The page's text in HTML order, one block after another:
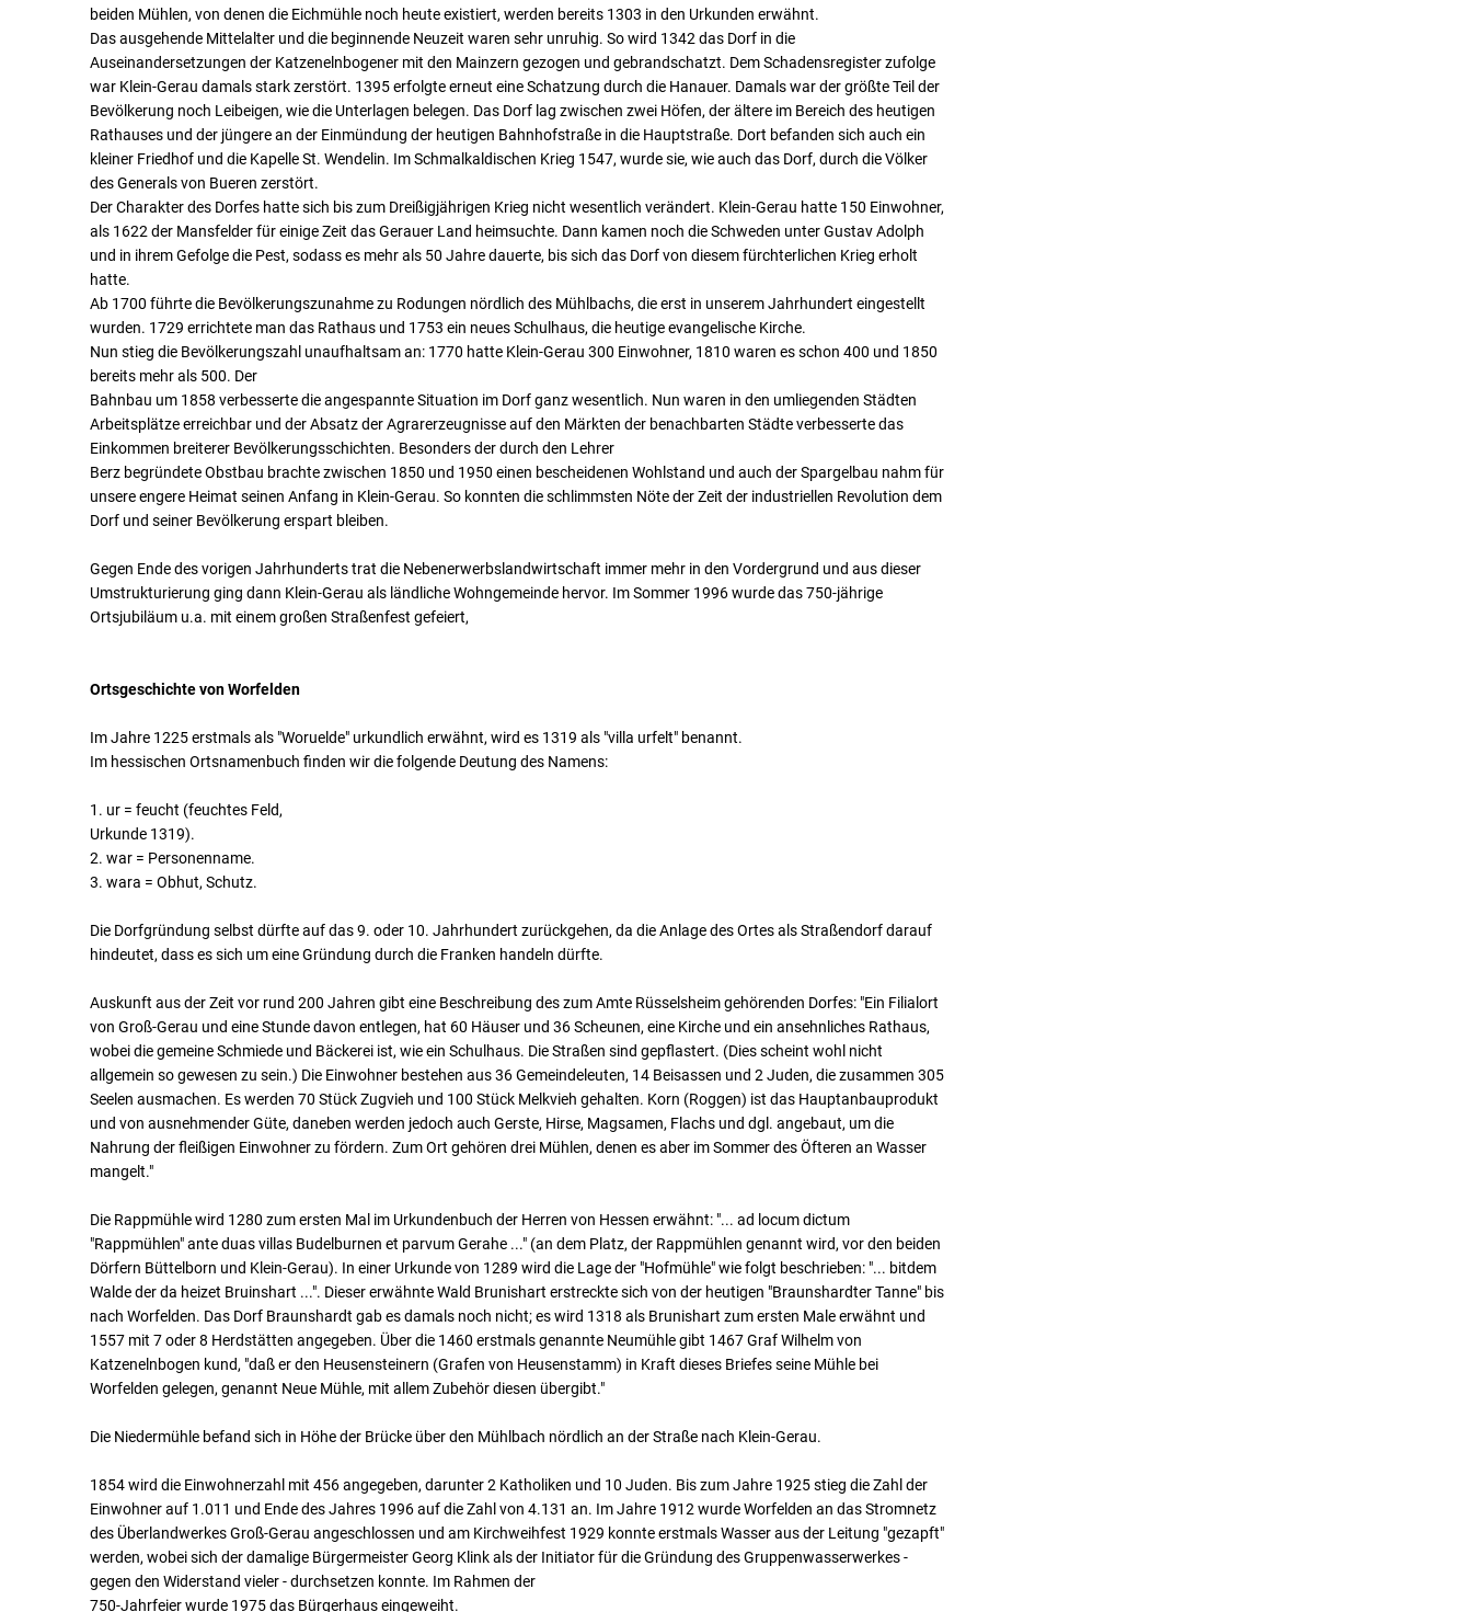
beiden Mühlen, von denen die Eichmühle noch heute existiert, werden bereits 1303 in den Urkunden erwähnt.
Das ausgehende Mittelalter und die beginnende Neuzeit waren sehr unruhig. So wird 1342 das Dorf in die
Auseinandersetzungen der Katzenelnbogener mit den Mainzern gezogen und gebrandschatzt. Dem Schadensregister zufolge
war Klein-Gerau damals stark zerstört. 1395 erfolgte erneut eine Schatzung durch die Hanauer. Damals war der größte Teil der
Bevölkerung noch Leibeigen, wie die Unterlagen belegen. Das Dorf lag zwischen zwei Höfen, der ältere im Bereich des heutigen
Rathauses und der jüngere an der Einmündung der heutigen Bahnhofstraße in die Hauptstraße. Dort befanden sich auch ein
kleiner Friedhof und die Kapelle St. Wendelin. Im Schmalkaldischen Krieg 1547, wurde sie, wie auch das Dorf, durch die Völker
des Generals von Bueren zerstört.
Der Charakter des Dorfes hatte sich bis zum Dreißigjährigen Krieg nicht wesentlich verändert. Klein-Gerau hatte 150 Einwohner,
als 1622 der Mansfelder für einige Zeit das Gerauer Land heimsuchte. Dann kamen noch die Schweden unter Gustav Adolph
und in ihrem Gefolge die Pest, sodass es mehr als 50 Jahre dauerte, bis sich das Dorf von diesem fürchterlichen Krieg erholt
hatte.
Ab 1700 führte die Bevölkerungszunahme zu Rodungen nördlich des Mühlbachs, die erst in unserem Jahrhundert eingestellt
wurden. 1729 errichtete man das Rathaus und 1753 ein neues Schulhaus, die heutige evangelische Kirche.
Nun stieg die Bevölkerungszahl unaufhaltsam an: 1770 hatte Klein-Gerau 300 Einwohner, 1810 waren es schon 400 und 1850
bereits mehr als 500. Der
Bahnbau um 1858 verbesserte die angespannte Situation im Dorf ganz wesentlich. Nun waren in den umliegenden Städten
Arbeitsplätze erreichbar und der Absatz der Agrarerzeugnisse auf den Märkten der benachbarten Städte verbesserte das
Einkommen breiterer Bevölkerungsschichten. Besonders der durch den Lehrer
Berz begründete Obstbau brachte zwischen 1850 und 1950 einen bescheidenen Wohlstand und auch der Spargelbau nahm für
unsere engere Heimat seinen Anfang in Klein-Gerau. So konnten die schlimmsten Nöte der Zeit der industriellen Revolution dem
Dorf und seiner Bevölkerung erspart bleiben.
Gegen Ende des vorigen Jahrhunderts trat die Nebenerwerbslandwirtschaft immer mehr in den Vordergrund und aus dieser
Umstrukturierung ging dann Klein-Gerau als ländliche Wohngemeinde hervor. Im Sommer 1996 wurde das 750-jährige
Ortsjubiläum u.a. mit einem großen Straßenfest gefeiert,
Ortsgeschichte von Worfelden
Im Jahre 1225 erstmals als "Woruelde" urkundlich erwähnt, wird es 1319 als "villa urfelt" benannt.
Im hessischen Ortsnamenbuch finden wir die folgende Deutung des Namens:
1. ur = feucht (feuchtes Feld,
Urkunde 1319).
2. war = Personenname.
3. wara = Obhut, Schutz.
Die Dorfgründung selbst dürfte auf das 9. oder 10. Jahrhundert zurückgehen, da die Anlage des Ortes als Straßendorf darauf
hindeutet, dass es sich um eine Gründung durch die Franken handeln dürfte.
Auskunft aus der Zeit vor rund 200 Jahren gibt eine Beschreibung des zum Amte Rüsselsheim gehörenden Dorfes: "Ein Filialort
von Groß-Gerau und eine Stunde davon entlegen, hat 60 Häuser und 36 Scheunen, eine Kirche und ein ansehnliches Rathaus,
wobei die gemeine Schmiede und Bäckerei ist, wie ein Schulhaus. Die Straßen sind gepflastert. (Dies scheint wohl nicht
allgemein so gewesen zu sein.) Die Einwohner bestehen aus 36 Gemeindeleuten, 14 Beisassen und 2 Juden, die zusammen 305
Seelen ausmachen. Es werden 70 Stück Zugvieh und 100 Stück Melkvieh gehalten. Korn (Roggen) ist das Hauptanbauprodukt
und von ausnehmender Güte, daneben werden jedoch auch Gerste, Hirse, Magsamen, Flachs und dgl. angebaut, um die
Nahrung der fleißigen Einwohner zu fördern. Zum Ort gehören drei Mühlen, denen es aber im Sommer des Öfteren an Wasser
mangelt."
Die Rappmühle wird 1280 zum ersten Mal im Urkundenbuch der Herren von Hessen erwähnt: "... ad locum dictum
"Rappmühlen" ante duas villas Budelburnen et parvum Gerahe ..." (an dem Platz, der Rappmühlen genannt wird, vor den beiden
Dörfern Büttelborn und Klein-Gerau). In einer Urkunde von 1289 wird die Lage der "Hofmühle" wie folgt beschrieben: "... bitdem
Walde der da heizet Bruinshart ...". Dieser erwähnte Wald Brunishart erstreckte sich von der heutigen "Braunshardter Tanne" bis
nach Worfelden. Das Dorf Braunshardt gab es damals noch nicht; es wird 1318 als Brunishart zum ersten Male erwähnt und
1557 mit 7 oder 8 Herdstätten angegeben. Über die 1460 erstmals genannte Neumühle gibt 1467 Graf Wilhelm von
Katzenelnbogen kund, "daß er den Heusensteinern (Grafen von Heusenstamm) in Kraft dieses Briefes seine Mühle bei
Worfelden gelegen, genannt Neue Mühle, mit allem Zubehör diesen übergibt."
Die Niedermühle befand sich in Höhe der Brücke über den Mühlbach nördlich an der Straße nach Klein-Gerau.
1854 wird die Einwohnerzahl mit 456 angegeben, darunter 2 Katholiken und 10 Juden. Bis zum Jahre 1925 stieg die Zahl der
Einwohner auf 1.011 und Ende des Jahres 1996 auf die Zahl von 4.131 an. Im Jahre 1912 wurde Worfelden an das Stromnetz
des Überlandwerkes Groß-Gerau angeschlossen und am Kirchweihfest 1929 konnte erstmals Wasser aus der Leitung "gezapft"
werden, wobei sich der damalige Bürgermeister Georg Klink als der Initiator für die Gründung des Gruppenwasserwerkes -
gegen den Widerstand vieler - durchsetzen konnte. Im Rahmen der
750-Jahrfeier wurde 1975 das Bürgerhaus eingeweiht.